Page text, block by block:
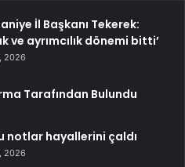
İl Başkanı Tekerek:
ve ayrımcılık dönemi bitti’
2026
Tarafından Bulundu
notlar hayallerini çaldı
2026